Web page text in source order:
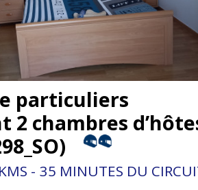
particuliers
2 chambres
)
KMS 35 MINUTES DU